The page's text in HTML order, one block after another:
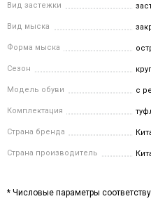
Вид застежки
Вид мыска
Форма мыска
Сезон
Модель обуви с
Комплектация
Страна бренда
Страна производитель
* Числовые параметры